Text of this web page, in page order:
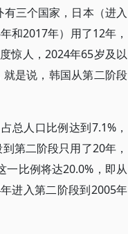
三个国家，日本（进入
和2017年）用了12年，
惊人，2024年65岁及以
是说，韩国从第二阶段
总人口比例达到7.1%，
第二阶段只用了20年，
一比例将达20.0%，即从
进入第二阶段到2005年